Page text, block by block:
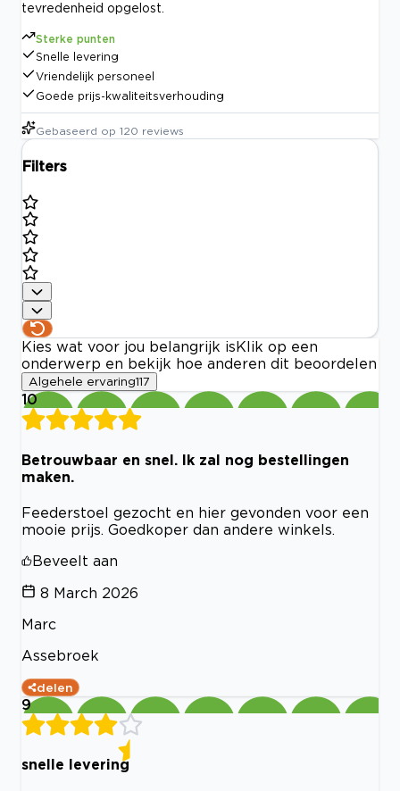
tevredenheid opgelost.
Sterke punten
Snelle levering
Vriendelijk personeel
Goede prijs-kwaliteitsverhouding
Gebaseerd op 120 reviews
Filters
Kies wat voor jou belangrijk is Klik op een
onderwerp en bekijk hoe anderen dit beoordelen
Algehele ervaring117
10
Betrouwbaar en snel. Ik zal nog bestellingen
maken.
Feederstoel gezocht en hier gevonden voor een
mooie prijs. Goedkoper dan andere winkels.
Beveelt aan
8 March 2026
Marc
Assebroek
delen
9
snelle levering